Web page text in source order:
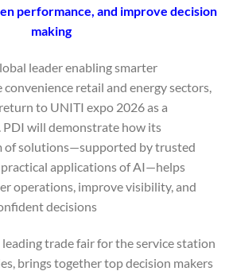
performance, and improve decision
making
leader enabling smarter
retail and energy sectors,
to UNITI expo 2026 as a
will demonstrate how its
of solutions—supported by trusted
applications of AI—helps
operations, improve visibility, and
decisions.
leading trade fair for the service station
brings together top decision makers